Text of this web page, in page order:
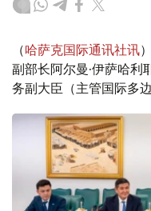
（哈萨克国际通讯社讯
副部长阿尔曼·伊萨哈
务副大臣（主管国际多